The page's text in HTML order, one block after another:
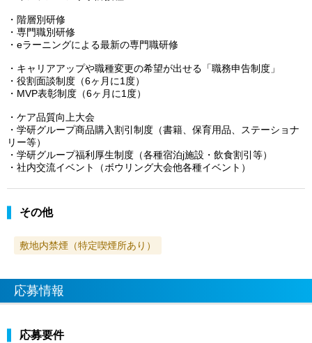
・階層別研修
・専門職別研修
・eラーニングによる最新の専門職研修
・キャリアアップや職種変更の希望が出せる「職務申告制度」
・役割面談制度（6ヶ月に1度）
・MVP表彰制度（6ヶ月に1度）
・ケア品質向上大会
・学研グループ商品購入割引制度（書籍、保育用品、ステーショナ
リー等）
・学研グループ福利厚生制度（各種宿泊j施設・飲食割引等）
・社内交流イベント（ボウリング大会他各種イベント）
その他
敷地内禁煙（特定喫煙所あり）
応募情報
応募要件